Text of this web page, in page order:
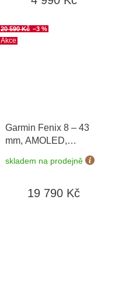
Akce
20 590 Kč –3 %
Garmin Fenix 8 – 43
mm, AMOLED,
Sapphire, Carbon grey
DLC titanium, Black /
02903-21
skladem na prodejně
19 790 Kč